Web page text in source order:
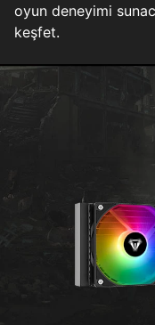
oyun deneyimi
keşfet.